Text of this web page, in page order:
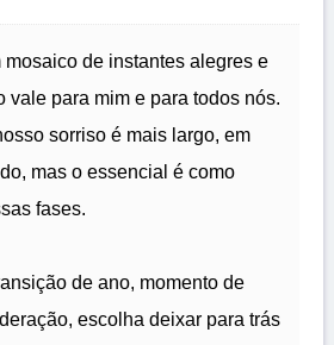
mosaico de instantes alegres e
vale para mim e para todos nós.
sorriso é mais largo, em
mas o essencial é como
fases.
de ano, momento de
escolha deixar para trás